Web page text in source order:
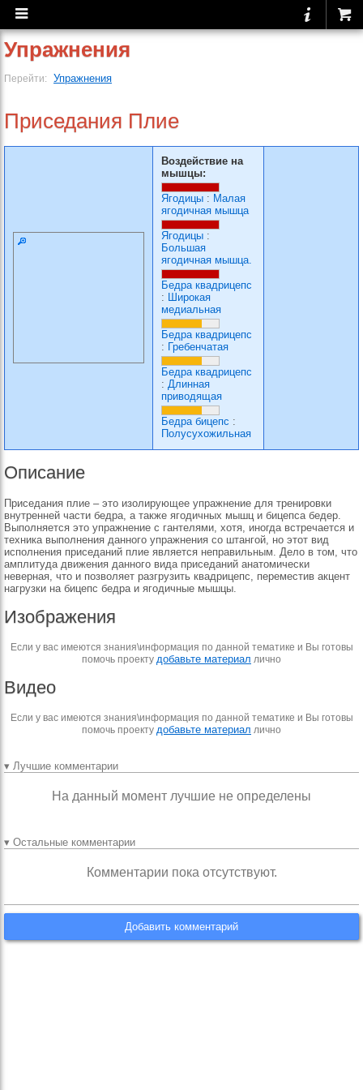
Упражнения
Перейти: Упражнения
Приседания Плие
Воздействие на
мышцы:
Ягодицы : Малая
ягодичная мышца
Ягодицы :
Большая
ягодичная мышца.
Бедра квадрицепс
: Широкая
медиальная
Бедра квадрицепс
: Гребенчатая
Бедра квадрицепс
: Длинная
приводящая
Бедра бицепс :
Полусухожильная
Описание
Приседания плие – это изолирующее упражнение для тренировки
внутренней части бедра, а также ягодичных мышц и бицепса бедер.
Выполняется это упражнение с гантелями, хотя, иногда встречается и
техника выполнения данного упражнения со штангой, но этот вид
исполнения приседаний плие является неправильным. Дело в том, что
амплитуда движения данного вида приседаний анатомически
неверная, что и позволяет разгрузить квадрицепс, переместив акцент
нагрузки на бицепс бедра и ягодичные мышцы.
Изображения
Если у вас имеются знания\информация по данной тематике и Вы готовы
помочь проекту добавьте материал лично
Видео
Если у вас имеются знания\информация по данной тематике и Вы готовы
помочь проекту добавьте материал лично
▾ Лучшие комментарии
На данный момент лучшие не определены
▾ Остальные комментарии
Комментарии пока отсутствуют.
Добавить комментарий